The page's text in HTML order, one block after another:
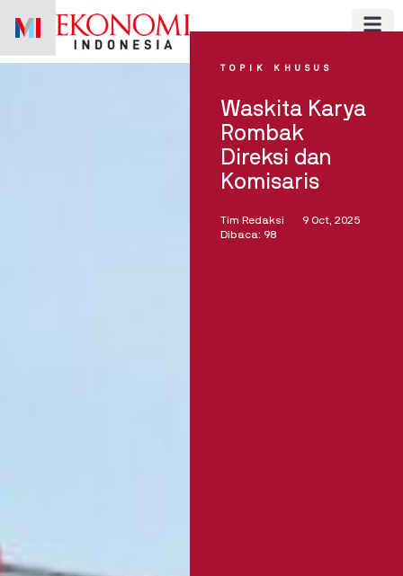
TOPIK KHUSUS
Waskita Karya
Rombak
Direksi dan
Komisaris
Tim Redaksi
9 Oct, 2025
Dibaca: 98